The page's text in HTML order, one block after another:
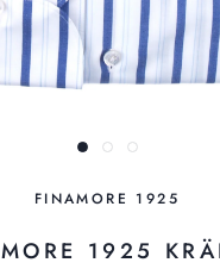
FINAMORE 1925
1925